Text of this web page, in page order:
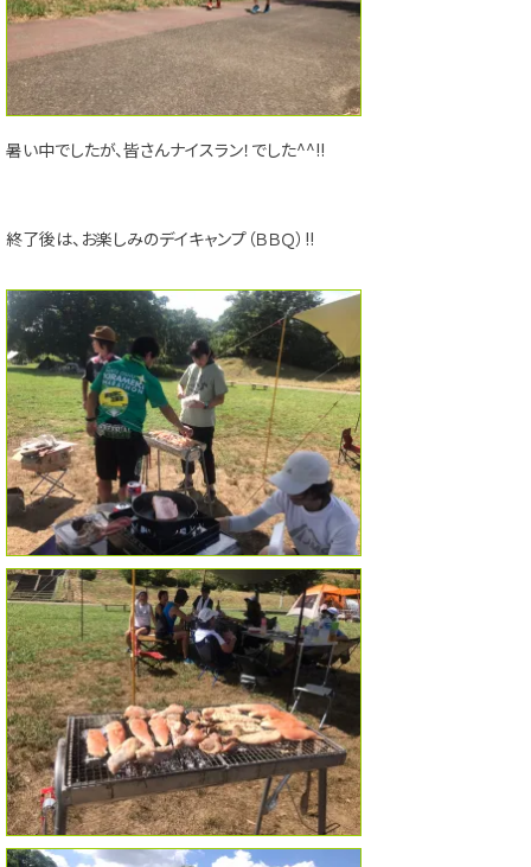
暑い中でしたが、皆さんナイスラン！でした^^!!
終了後は、お楽しみのデイキャンプ（ＢＢＱ）!!